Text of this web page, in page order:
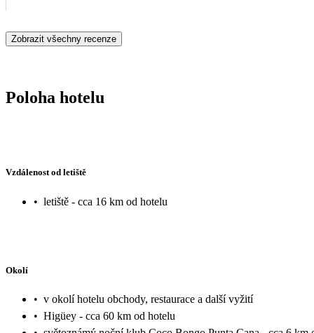
Zobrazit všechny recenze
Poloha hotelu
Vzdálenost od letiště
• letiště - cca 16 km od hotelu
Okolí
• v okolí hotelu obchody, restaurace a další vyžití
• Higüey - cca 60 km od hotelu